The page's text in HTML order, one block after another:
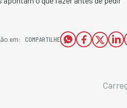
em: COMPARTILHE